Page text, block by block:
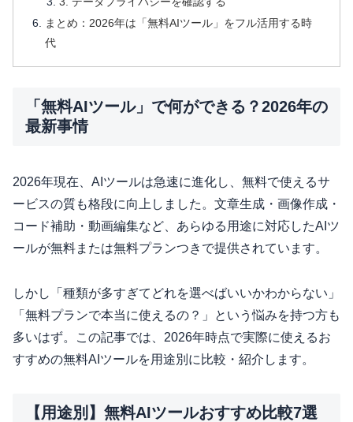
まとめ：2026年は「無料AIツール」をフル活用する時
代
「無料AIツール」で何ができる？2026年の
最新事情
2026年現在、AIツールは急速に進化し、無料で使えるサ
ービスの質も格段に向上しました。文章生成・画像作成・
コード補助・動画編集など、あらゆる用途に対応したAIツ
ールが無料または無料プランつきで提供されています。
しかし「種類が多すぎてどれを選べばいいかわからない」
「無料プランで本当に使えるの？」という悩みを持つ方も
多いはず。この記事では、2026年時点で実際に使えるお
すすめの無料AIツールを用途別に比較・紹介します。
【用途別】無料AIツールおすすめ比較7選